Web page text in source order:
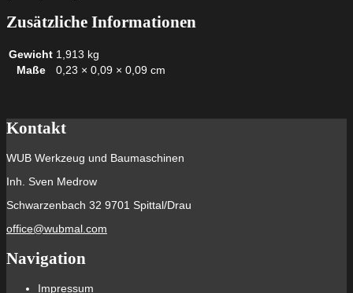
Zusätzliche Informationen
Gewicht 1,913 kg
Maße
0,23 × 0,09 × 0,09 cm
Kontakt
WUB Werkzeug und Baumaschinen
Inh. Sven Medrow
Schwarzenbach 32 9701 Spittal/Drau
office@wubmal.com
Navigation
Impressum